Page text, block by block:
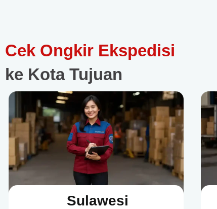
Cek Ongkir Ekspedisi
ke Kota Tujuan
Sulawesi